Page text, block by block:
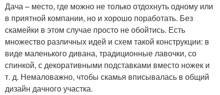
Дача – место, где можно не только отдохнуть одному или
в приятной компании, но и хорошо поработать. Без
скамейки в этом случае просто не обойтись. Есть
множество различных идей и схем такой конструкции: в
виде маленького дивана, традиционные лавочки, со
спинкой, с декоративными подставками вместо ножек и
т. д. Немаловажно, чтобы скамья вписывалась в общий
дизайн дачного участка.